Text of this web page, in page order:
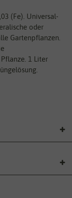
(Fe). Universal-
oder
Gartenpflanzen.
1 Liter